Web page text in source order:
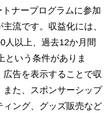
ナープログラムに参加
流です。収益化には、
人以上、過去12か月間
という条件がありま
告を表示することで収
た、スポンサーシップ
ング、グッズ販売など